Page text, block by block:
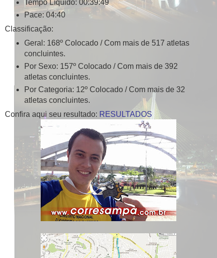
Tempo Líquido: 00:39:49
Pace: 04:40
Classificação:
Geral: 168º Colocado / Com mais de 517 atletas
concluintes.
Por Sexo: 157º Colocado / Com mais de 392
atletas concluintes.
Por Categoria: 12º Colocado / Com mais de 32
atletas concluintes.
Confira aqui seu resultado: RESULTADOS